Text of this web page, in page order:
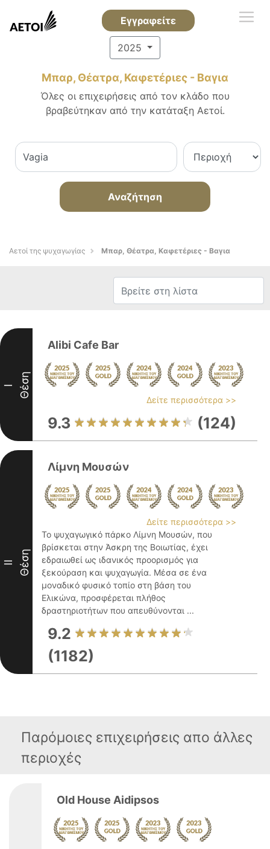
Εγγραφείτε
2025
Μπαρ, Θέατρα, Καφετέριες - Βαγια
Όλες οι επιχειρήσεις από τον κλάδο που
βραβεύτηκαν από την κατάταξη Αετοί.
Αναζήτηση
Αετοί της ψυχαγωγίας Μπαρ, Θέατρα, Καφετέριες - Βαγια
I Θέση
Alibi Cafe Bar
Δείτε περισσότερα >>
9.3 (124)
II Θέση
Λίμνη Μουσών
Δείτε περισσότερα >>
Το ψυχαγωγικό πάρκο Λίμνη Μουσών, που
βρίσκεται στην Άσκρη της Βοιωτίας, έχει
εδραιωθεί ως ιδανικός προορισμός για
ξεκούραση και ψυχαγωγία. Μέσα σε ένα
μοναδικό φυσικό τοπίο στη βάση του
Ελικώνα, προσφέρεται πλήθος
δραστηριοτήτων που απευθύνονται ...
9.2
(1182)
Παρόμοιες επιχειρήσεις απο άλλες
περιοχές
Old House Aidipsos